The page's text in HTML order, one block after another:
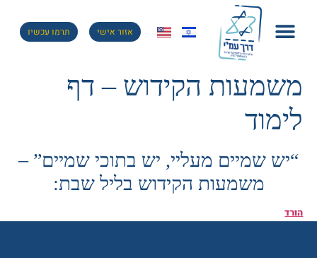
אזור אישי תרמו עכשיו
משמעות הקידוש – דף
לימוד
“יש שמיים מעליי, יש בתוכי שמיים” –
משמעות הקידוש בליל שבת:
הורד